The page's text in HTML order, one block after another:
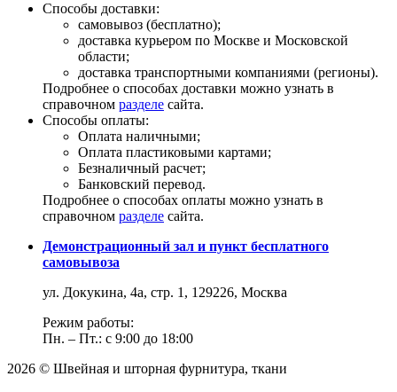
Способы доставки:
самовывоз (бесплатно);
доставка курьером по Москве и Московской
области;
доставка транспортными компаниями (регионы).
Подробнее о способах доставки можно узнать в
справочном разделе сайта.
Способы оплаты:
Оплата наличными;
Оплата пластиковыми картами;
Безналичный расчет;
Банковский перевод.
Подробнее о способах оплаты можно узнать в
справочном разделе сайта.
Демонстрационный зал и пункт бесплатного
самовывоза
ул. Докукина, 4а, стр. 1, 129226, Москва
Режим работы:
Пн. – Пт.: с 9:00 до 18:00
2026 © Швейная и шторная фурнитура, ткани